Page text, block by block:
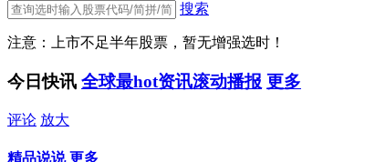
搜索
注意：上市不足半年股票，暂无增强选时！
今日快讯 全球最hot资讯滚动播报 更多
评论 放大
精品说说 更多